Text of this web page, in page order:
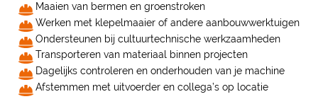
Maaien van bermen en groenstroken
Werken met klepelmaaier of andere aanbouwwerktuigen
Ondersteunen bij cultuurtechnische werkzaamheden
Transporteren van materiaal binnen projecten
Dagelijks controleren en onderhouden van je machine
Afstemmen met uitvoerder en collega’s op locatie